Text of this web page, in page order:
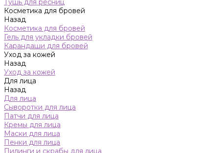
Тушь для ресниц
Косметика для бровей
Назад
Косметика для бровей
Гель для укладки бровей
Карандаши для бровей
Уход за кожей
Назад
Уход за кожей
Для лица
Назад
Для лица
Сыворотки для лица
Патчи для лица
Кремы для лица
Маски для лица
Пенки для лица
Пилинги и скрабы для лица